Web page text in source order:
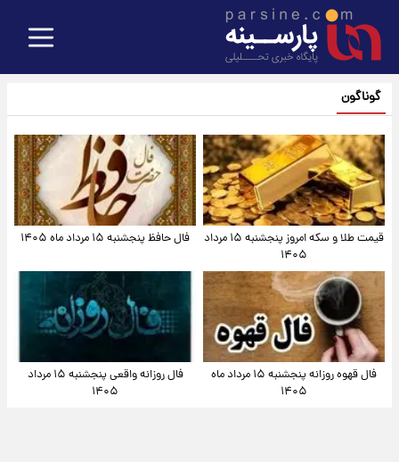
گوناگون
قیمت طلا و سکه امروز پنجشنبه ۱۵ مرداد
۱۴۰۵
فال حافظ پنجشنبه ۱۵ مرداد ماه ۱۴۰۵
فال قهوه روزانه پنجشنبه ۱۵ مرداد ماه
۱۴۰۵
فال روزانه واقعی پنجشنبه ۱۵ مرداد
۱۴۰۵